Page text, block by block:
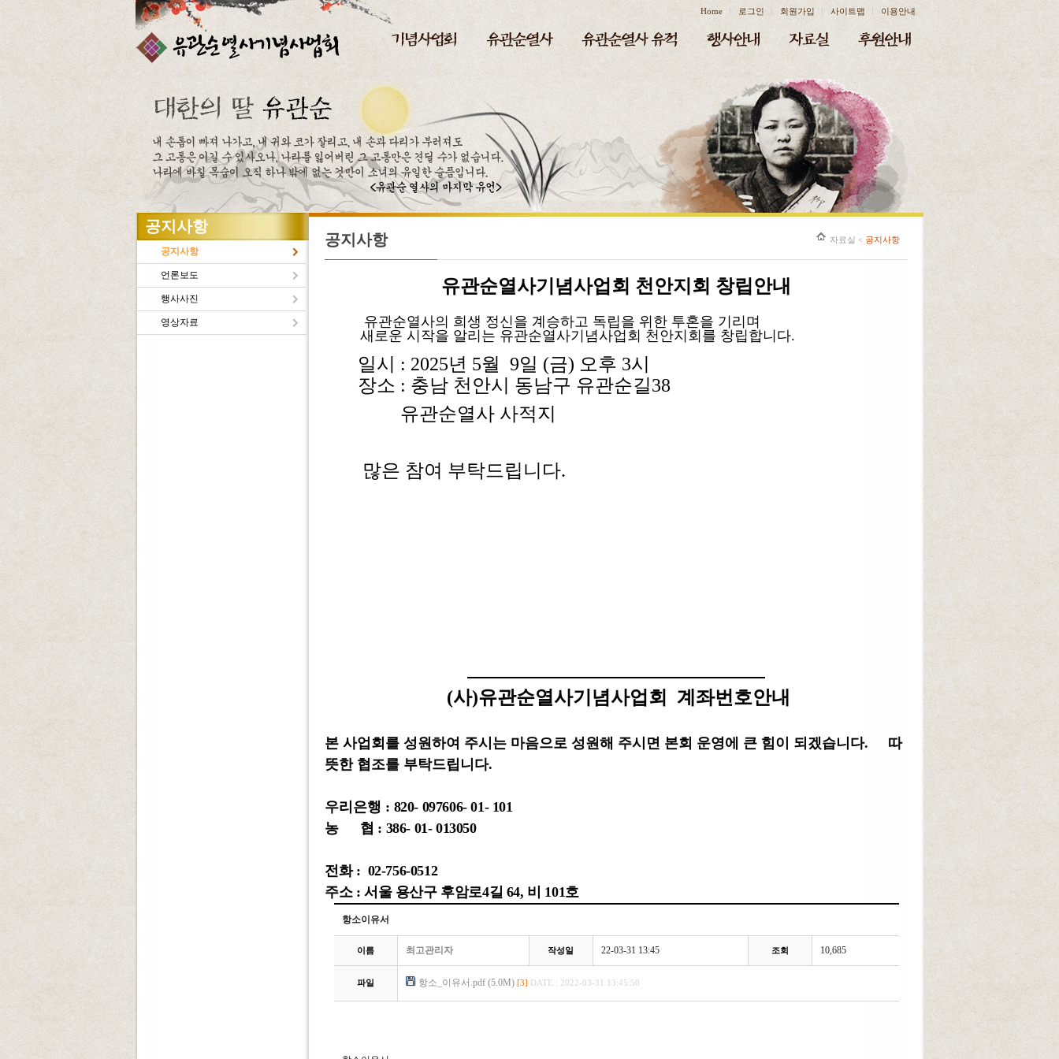
주메뉴바로가기
본문바로가기 Home 로그인 회원가입 사이트맵 이용안내
공지사항
공지사항
언론보도
행사사진
영상자료
공지사항 자료실 < 공지사항
유관순열사기념사업회 천안지회 창립안내
유관순열사의 희생 정신을 계승하고 독립을 위한 투혼을 기리며
새로운 시작을 알리는 유관순열사기념사업회 천안지회를 창립합니다.
일시 : 2025년 5월 9일 (금) 오후 3시
장소 : 충남 천안시 동남구 유관순길38
유관순열사 사적지
많은 참여 부탁드립니다.
(사)유관순열사기념사업회 계좌번호안내
본 사업회를 성원하여 주시는 마음으로 성원해 주시면 본회 운영에 큰 힘이 되겠습니다. 따
뜻한 협조를 부탁드립니다.
우리은행 : 820- 097606- 01- 101
농 협 : 386- 01- 013050
전화 : 02-756-0512
주소 : 서울 용산구 후암로4길 64, 비 101호
항소이유서
이름 최고관리자 작성일 22-03-31 13:45 조회 10,685
파일 항소_이유서.pdf (5.0M) [3] DATE : 2022-03-31 13:45:50